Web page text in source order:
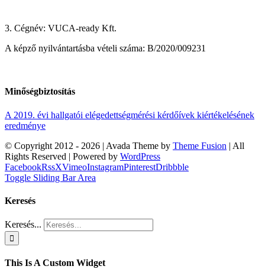
3. Cégnév: VUCA-ready Kft.
A képző nyilvántartásba vételi száma: B/2020/009231
Minőségbiztosítás
A 2019. évi hallgatói elégedettségmérési kérdőívek kiértékelésének
eredménye
© Copyright 2012 - 2026 | Avada Theme by Theme Fusion | All
Rights Reserved | Powered by WordPress
FacebookRssXVimeoInstagramPinterestDribbble
Toggle Sliding Bar Area
Keresés
Keresés...
This Is A Custom Widget